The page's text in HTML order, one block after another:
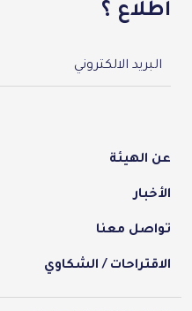
اطلاع ؟
menu-footer
عن الهيئة
الأخبار
تواصل معنا
الاقتراحات / الشكاوي